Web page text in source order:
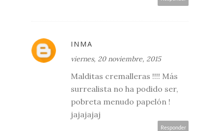
INMA
viernes, 20 noviembre, 2015
Malditas cremalleras !!!! Más
surrealista no ha podido ser,
pobreta menudo papelón !
jajajajaj
Responder